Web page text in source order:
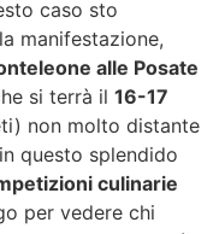
caso sto
manifestazione,
alle Posate
si terrà il 16-17
non molto distante
questo splendido
culinarie
per vedere chi